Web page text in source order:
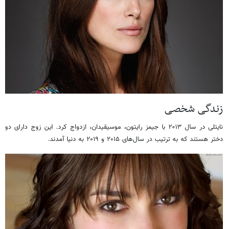
زندگی شخصی
نایتلی در سال ۲۰۱۳ با جیمز رایتون، موسیقیدان، ازدواج کرد. این زوج دارای دو
دختر هستند که به ترتیب در سال‌های ۲۰۱۵ و ۲۰۱۹ به دنیا آمدند.